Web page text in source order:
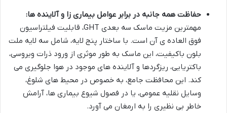
حفاظت همه جانبه در برابر عوامل بیماری زا و آلاینده ها:
مهمترین مزیت ماسک سه بعدی GHT، قابلیت فیلتراسیون
فوق العاده ی آن است. با ساختار پنج لایه، شامل سه لایه ملت
بلون باکیفیت، این ماسک به طور موثری از ورود ذرات ویروسی،
باکتریایی، ریزگردها و آلاینده های موجود در هوا جلوگیری می
کند. این محافظت جامع، به خصوص در محیط های شلوغ،
وسایل نقلیه عمومی، یا در فصول شیوع بیماری ها، آرامش
خاطر بی نظیری را به ارمغان می آورد.